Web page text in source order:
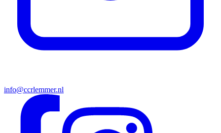
info@ccrlemmer.nl